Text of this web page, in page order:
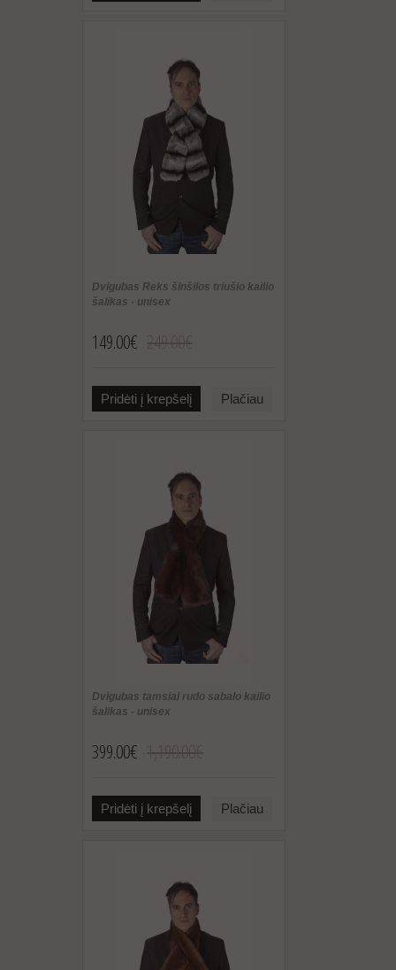
Dvigubas Reks šinšilos triušio kailio
šalikas - unisex
149.00€
Pridėti į krepšelį Plačiau
Dvigubas tamsiai rudo sabalo kailio
šalikas - unisex
399.00€
Pridėti į krepšelį Plačiau